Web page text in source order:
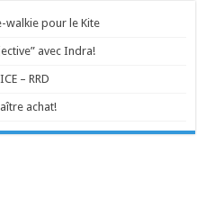
walkie pour le Kite
avec Indra!
– RRD
achat!